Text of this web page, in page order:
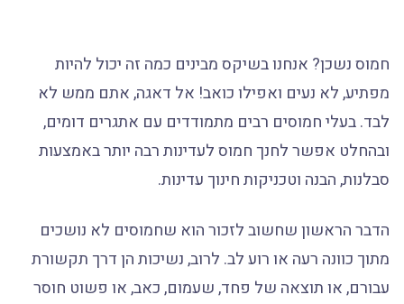
חמוס נשכן? אנחנו בשיקס מבינים כמה זה יכול להיות
מפתיע, לא נעים ואפילו כואב! אל דאגה, אתם ממש לא
לבד. בעלי חמוסים רבים מתמודדים עם אתגרים דומים,
ובהחלט אפשר לחנך חמוס לעדינות רבה יותר באמצעות
סבלנות, הבנה וטכניקות חינוך עדינות.
הדבר הראשון שחשוב לזכור הוא שחמוסים לא נושכים
מתוך כוונה רעה או רוע לב. לרוב, נשיכות הן דרך תקשורת
עבורם, או תוצאה של פחד, שעמום, כאב, או פשוט חוסר